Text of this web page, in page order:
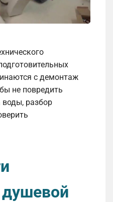
с демонтаж
не повредить
воды, разбор